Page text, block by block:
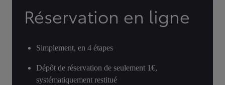
Réservation en ligne
Simplement, en 4 étapes
Dépôt de réservation de seulement 1€,
systématiquement restitué